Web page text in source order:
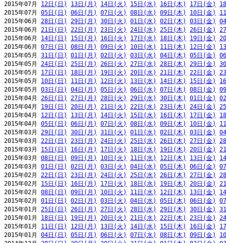
2015年07月 12日(日) 13日(月) 14日(火) 15日(水) 16日(木) 17日(金)
2015年07月 05日(日) 06日(月) 07日(火) 08日(水) 09日(木) 10日(金)
2015年06月 28日(日) 29日(月) 30日(火) 01日(水) 02日(木) 03日(金)
2015年06月 21日(日) 22日(月) 23日(火) 24日(水) 25日(木) 26日(金)
2015年06月 14日(日) 15日(月) 16日(火) 17日(水) 18日(木) 19日(金)
2015年06月 07日(日) 08日(月) 09日(火) 10日(水) 11日(木) 12日(金)
2015年05月 31日(日) 01日(月) 02日(火) 03日(水) 04日(木) 05日(金)
2015年05月 24日(日) 25日(月) 26日(火) 27日(水) 28日(木) 29日(金)
2015年05月 17日(日) 18日(月) 19日(火) 20日(水) 21日(木) 22日(金)
2015年05月 10日(日) 11日(月) 12日(火) 13日(水) 14日(木) 15日(金)
2015年05月 03日(日) 04日(月) 05日(火) 06日(水) 07日(木) 08日(金)
2015年04月 26日(日) 27日(月) 28日(火) 29日(水) 30日(木) 01日(金)
2015年04月 19日(日) 20日(月) 21日(火) 22日(水) 23日(木) 24日(金)
2015年04月 12日(日) 13日(月) 14日(火) 15日(水) 16日(木) 17日(金)
2015年04月 05日(日) 06日(月) 07日(火) 08日(水) 09日(木) 10日(金)
2015年03月 29日(日) 30日(月) 31日(火) 01日(水) 02日(木) 03日(金)
2015年03月 22日(日) 23日(月) 24日(火) 25日(水) 26日(木) 27日(金)
2015年03月 15日(日) 16日(月) 17日(火) 18日(水) 19日(木) 20日(金)
2015年03月 08日(日) 09日(月) 10日(火) 11日(水) 12日(木) 13日(金)
2015年03月 01日(日) 02日(月) 03日(火) 04日(水) 05日(木) 06日(金)
2015年02月 22日(日) 23日(月) 24日(火) 25日(水) 26日(木) 27日(金)
2015年02月 15日(日) 16日(月) 17日(火) 18日(水) 19日(木) 20日(金)
2015年02月 08日(日) 09日(月) 10日(火) 11日(水) 12日(木) 13日(金)
2015年02月 01日(日) 02日(月) 03日(火) 04日(水) 05日(木) 06日(金)
2015年01月 25日(日) 26日(月) 27日(火) 28日(水) 29日(木) 30日(金)
2015年01月 18日(日) 19日(月) 20日(火) 21日(水) 22日(木) 23日(金)
2015年01月 11日(日) 12日(月) 13日(火) 14日(水) 15日(木) 16日(金)
2015年01月 04日(日) 05日(月) 06日(火) 07日(水) 08日(木) 09日(金)